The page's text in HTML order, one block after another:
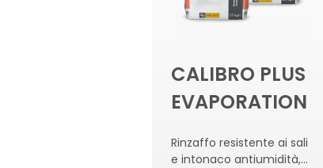
CALIBRO PLUS
EVAPORATION
Rinzaffo resistente ai sali
e intonaco antiumidità,